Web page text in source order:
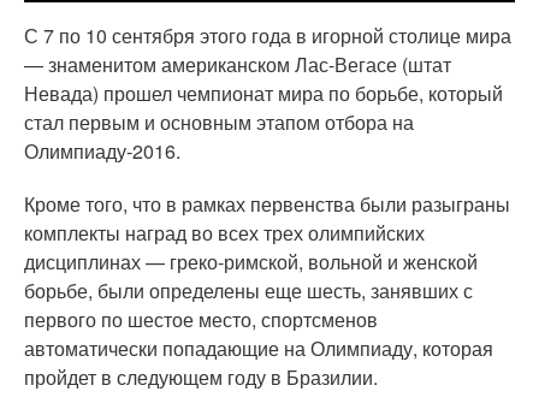
С 7 по 10 сентября этого года в игорной столице мира
— знаменитом американском Лас-Вегасе (штат
Невада) прошел чемпионат мира по борьбе, который
стал первым и основным этапом отбора на
Олимпиаду-2016.
Кроме того, что в рамках первенства были разыграны
комплекты наград во всех трех олимпийских
дисциплинах — греко-римской, вольной и женской
борьбе, были определены еще шесть, занявших с
первого по шестое место, спортсменов
автоматически попадающие на Олимпиаду, которая
пройдет в следующем году в Бразилии.